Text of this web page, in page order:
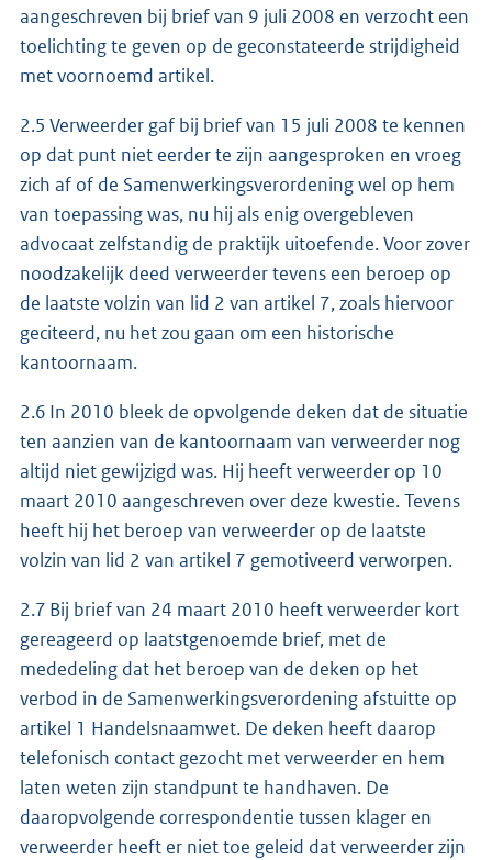
aangeschreven bij brief van 9 juli 2008 en verzocht een
toelichting te geven op de geconstateerde strijdigheid
met voornoemd artikel.
2.5 Verweerder gaf bij brief van 15 juli 2008 te kennen
op dat punt niet eerder te zijn aangesproken en vroeg
zich af of de Samenwerkingsverordening wel op hem
van toepassing was, nu hij als enig overgebleven
advocaat zelfstandig de praktijk uitoefende. Voor zover
noodzakelijk deed verweerder tevens een beroep op
de laatste volzin van lid 2 van artikel 7, zoals hiervoor
geciteerd, nu het zou gaan om een historische
kantoornaam.
2.6 In 2010 bleek de opvolgende deken dat de situatie
ten aanzien van de kantoornaam van verweerder nog
altijd niet gewijzigd was. Hij heeft verweerder op 10
maart 2010 aangeschreven over deze kwestie. Tevens
heeft hij het beroep van verweerder op de laatste
volzin van lid 2 van artikel 7 gemotiveerd verworpen.
2.7 Bij brief van 24 maart 2010 heeft verweerder kort
gereageerd op laatstgenoemde brief, met de
mededeling dat het beroep van de deken op het
verbod in de Samenwerkingsverordening afstuitte op
artikel 1 Handelsnaamwet. De deken heeft daarop
telefonisch contact gezocht met verweerder en hem
laten weten zijn standpunt te handhaven. De
daaropvolgende correspondentie tussen klager en
verweerder heeft er niet toe geleid dat verweerder zijn